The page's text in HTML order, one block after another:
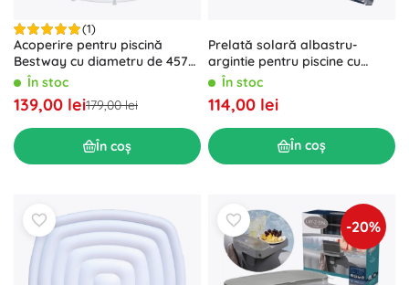
(1)
Acoperire pentru piscină
Bestway cu diametru de 457
cmÎn stoc
139,00 lei179,00 lei
În coș
Prelată solară albastru-
argintie pentru piscine cu
diametrul oglinzii de apă 3 m
În stoc
114,00 lei
În coș
-20%